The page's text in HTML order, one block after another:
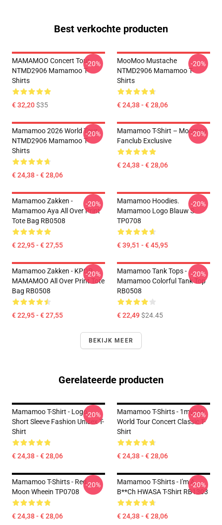
Best verkochte producten
MAMAMOO Concert Tour
NTMD2906 Mamamoo T-
Shirts
€ 32,20$35
-20%
MooMoo Mustache
NTMD2906 Mamamoo T-
Shirts
€ 24,38 - € 28,06
-20%
Mamamoo 2026 World Tour
NTMD2906 Mamamoo T-
Shirts
€ 24,38 - € 28,06
-20%
Mamamoo T-Shirt – Moomoo
Fanclub Exclusive
€ 24,38 - € 28,06
-20%
Mamamoo Zakken -
Mamamoo Aya All Over Print
Tote Bag RB0508
€ 22,95 - € 27,55
-20%
Mamamoo Hoodies.
Mamamoo Logo Blauw S
TP0708
€ 39,51 - € 45,95
-20%
Mamamoo Zakken - KPOP
MAMAMOO All Over Print Tote
Bag RB0508
€ 22,95 - € 27,55
-20%
Mamamoo Tank Tops -
Mamamoo Colorful Tank Top
RB0508
€ 22,49$24.45
-20%
BEKIJK MEER
Gerelateerde producten
Mamamoo T-Shirt - Logo
Short Sleeve Fashion Unisex T-
Shirt
€ 24,38 - € 28,06
-20%
Mamamoo T-Shirts - 1mycon
World Tour Concert Classic T-
Shirt
€ 24,38 - € 28,06
-20%
Mamamoo T-Shirts - Red
Moon Wheein TP0708
€ 24,38 - € 28,06
-20%
Mamamoo T-Shirts - I'm A
B**ch HWASA T-Shirt RB1303
€ 24,38 - € 28,06
-20%